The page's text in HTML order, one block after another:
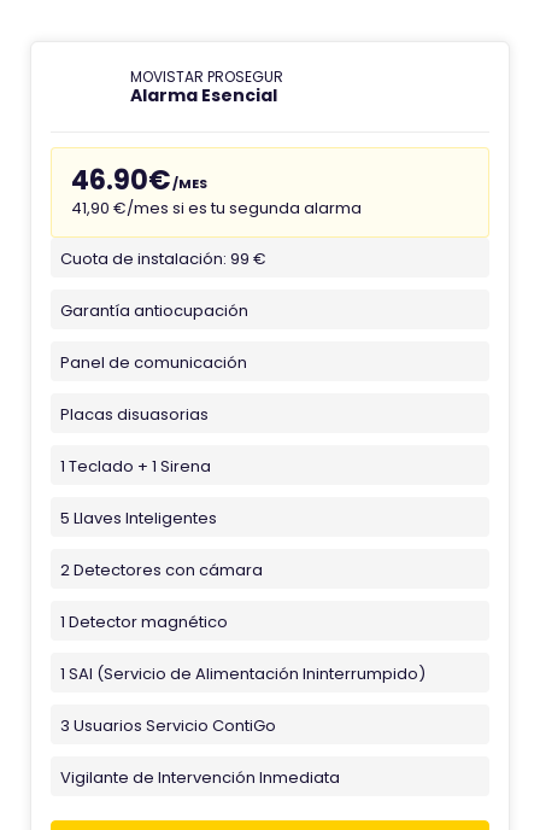
MOVISTAR PROSEGUR
Alarma Esencial
46.90€/MES
41,90 €/mes si es tu segunda alarma
Cuota de instalación: 99 €
Garantía antiocupación
Panel de comunicación
Placas disuasorias
1 Teclado + 1 Sirena
5 Llaves Inteligentes
2 Detectores con cámara
1 Detector magnético
1 SAI (Servicio de Alimentación Ininterrumpido)
3 Usuarios Servicio ContiGo
Vigilante de Intervención Inmediata